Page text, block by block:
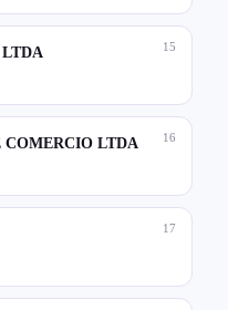
15
16
COMERCIO LTDA
17